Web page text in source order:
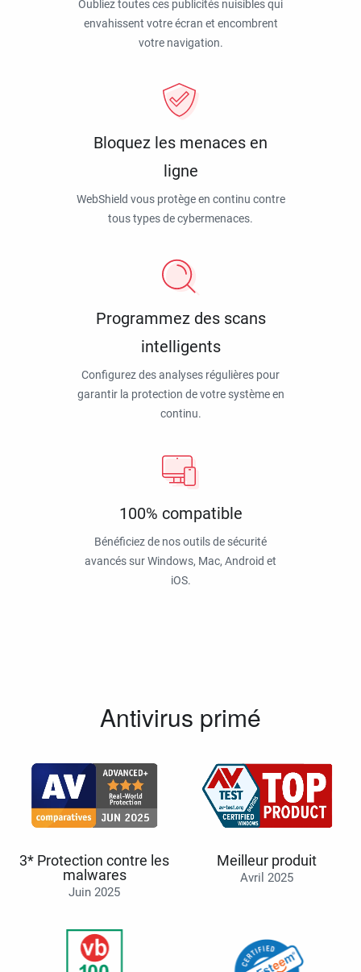
Oubliez toutes ces publicités nuisibles qui
envahissent votre écran et encombrent
votre navigation.
Bloquez les menaces en
ligne
WebShield vous protège en continu contre
tous types de cybermenaces.
Programmez des scans
intelligents
Configurez des analyses régulières pour
garantir la protection de votre système en
continu.
100% compatible
Bénéficiez de nos outils de sécurité
avancés sur Windows, Mac, Android et
iOS.
Antivirus primé
3* Protection contre les
malwares
Juin 2025
Meilleur produit
Avril 2025